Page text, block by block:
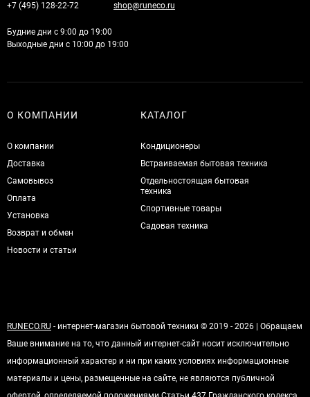
+7 (495) 128-22-72 shop@runeco.ru
Будние дни с 9:00 до 19:00
Выходные дни с 10:00 до 19:00
О КОМПАНИИ
О компании
Доставка
Самовывоз
Оплата
Установка
Возврат и обмен
Новости и статьи
КАТАЛОГ
Кондиционеры
Встраиваемая бытовая техника
Отдельностоящая бытовая
техника
Спортивные товары
Садовая техника
RUNECO.RU - интернет-магазин бытовой техники © 2019 - 2026 | Обращаем
Ваше внимание на то, что данный интернет-сайт носит исключительно
информационный характер и ни при каких условиях информационные
материалы и цены, размещенные на сайте, не являются публичной